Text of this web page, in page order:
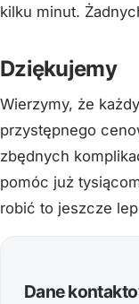
kilku minut.
Dziękujemy
Wierzymy, że
przystępnego
zbędnych
pomóc już
robić to jeszcze
Dane